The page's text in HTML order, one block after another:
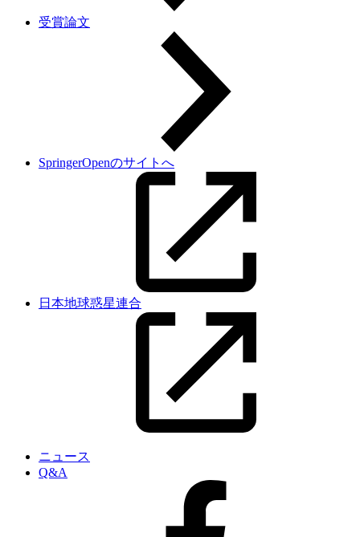
受賞論文
SpringerOpenのサイトへ
日本地球惑星連合
ニュース
Q&A